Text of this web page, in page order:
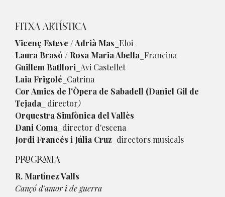
FITXA ARTÍSTICA
Vicenç Esteve / Adrià Mas _Eloi
Laura Brasó / Rosa Maria Abella _Francina
Guillem Batllori _Avi Castellet
Laia Frigolé _Catrina
Cor Amics de l'Òpera de Sabadell (Daniel Gil de
Tejada
director)
Orquestra Simfònica del Vallès
Dani Coma _director d'escena
Jordi Francés i Júlia Cruz _directors musicals
PROGRAMA
R. Martínez Valls
Cançó d'amor i de guerra